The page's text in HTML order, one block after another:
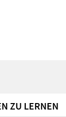
ZU LERNEN